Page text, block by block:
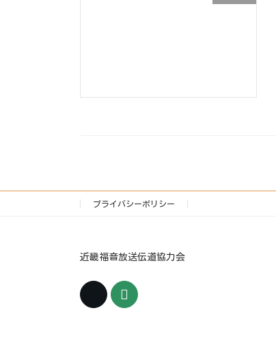
プライバシーポリシー
近畿福音放送伝道協力会